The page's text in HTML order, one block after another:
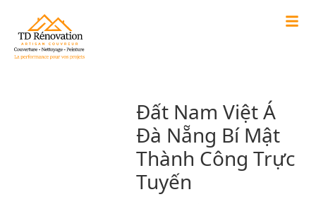
Đất Nam Việt Á
Đà Nẵng Bí Mật
Thành Công Trực
Tuyến